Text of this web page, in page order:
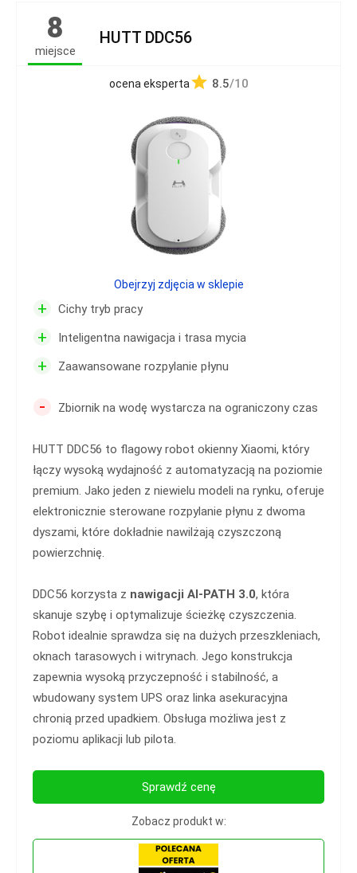
8
miejsce
HUTT DDC56
ocena eksperta 8.5/10
+ Cichy tryb pracy
+ Inteligentna nawigacja i trasa mycia
+ Zaawansowane rozpylanie płynu
- Zbiornik na wodę wystarcza na ograniczony czas
HUTT DDC56 to flagowy robot okienny Xiaomi, który
łączy wysoką wydajność z automatyzacją na poziomie
premium. Jako jeden z niewielu modeli na rynku, oferuje
elektronicznie sterowane rozpylanie płynu z dwoma
dyszami, które dokładnie nawilżają czyszczoną
powierzchnię.
DDC56 korzysta z nawigacji AI-PATH 3.0, która
skanuje szybę i optymalizuje ścieżkę czyszczenia.
Robot idealnie sprawdza się na dużych przeszkleniach,
oknach tarasowych i witrynach. Jego konstrukcja
zapewnia wysoką przyczepność i stabilność, a
wbudowany system UPS oraz linka asekuracyjna
chronią przed upadkiem. Obsługa możliwa jest z
poziomu aplikacji lub pilota.
Obejrzyj zdjęcia w sklepie
Sprawdź cenę
Zobacz produkt w: